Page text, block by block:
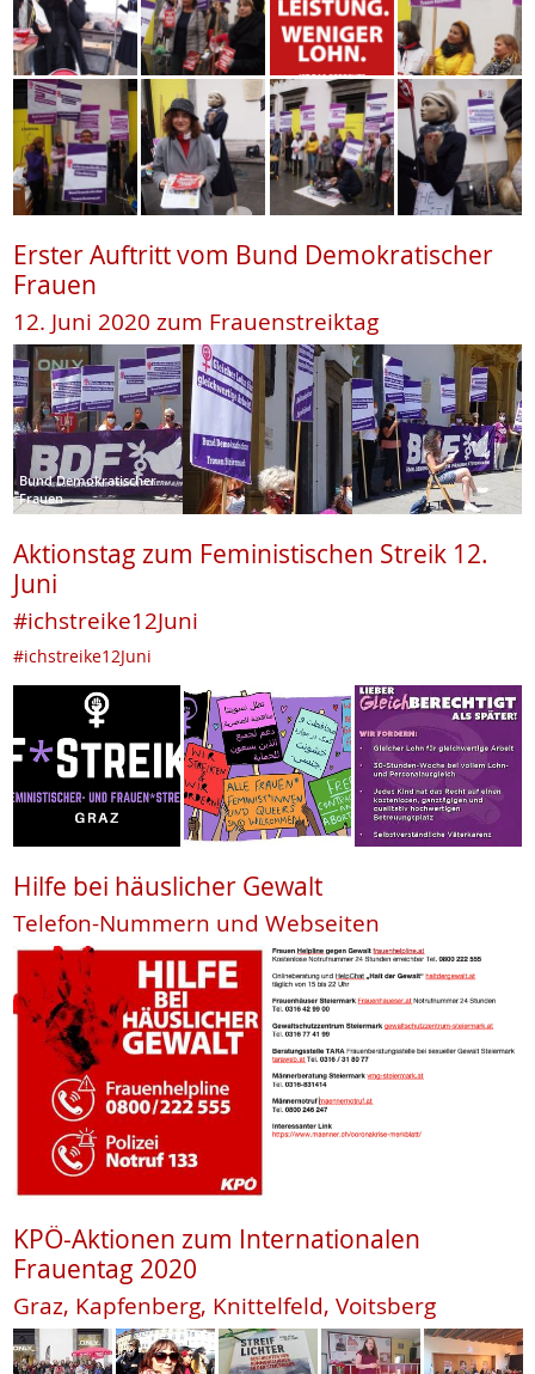
Erster Auftritt vom Bund Demokratischer
Frauen
12. Juni 2020 zum Frauenstreiktag
Bund Demokratischer
Frauen
Aktionstag zum Feministischen Streik 12.
Juni
#ichstreike12Juni
#ichstreike12Juni
Hilfe bei häuslicher Gewalt
Telefon-Nummern und Webseiten
KPÖ-Aktionen zum Internationalen
Frauentag 2020
Graz, Kapfenberg, Knittelfeld, Voitsberg